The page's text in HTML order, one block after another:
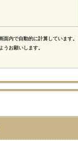
面内で自動的に計算しています
うお願いします。